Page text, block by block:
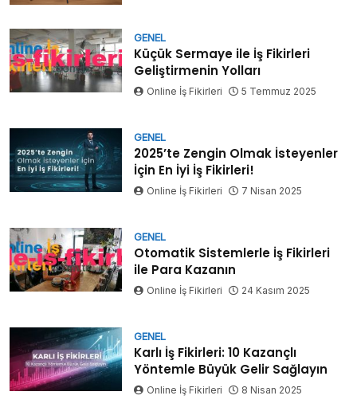
GENEL
Küçük Sermaye ile İş Fikirleri
Geliştirmenin Yolları
Online İş Fikirleri 5 Temmuz 2025
GENEL
2025’te Zengin Olmak İsteyenler
İçin En İyi İş Fikirleri!
Online İş Fikirleri 7 Nisan 2025
GENEL
Otomatik Sistemlerle İş Fikirleri
ile Para Kazanın
Online İş Fikirleri 24 Kasım 2025
GENEL
Karlı İş Fikirleri: 10 Kazançlı
Yöntemle Büyük Gelir Sağlayın
Online İş Fikirleri 8 Nisan 2025